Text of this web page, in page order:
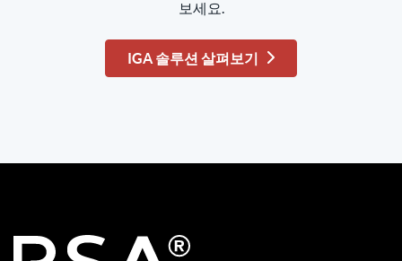
보세요.
IGA 솔루션 살펴보기